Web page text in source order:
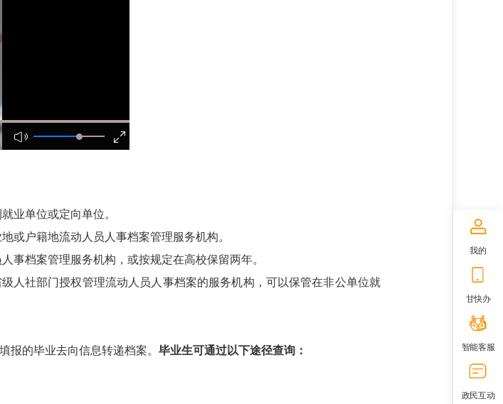
业单位或定向单位。
或户籍地流动人员人事档案管理服务机构。
事档案管理服务机构，或按规定在高校保留两年。
人社部门授权管理流动人员人事档案的服务机构，可以保管在非公单位就
的毕业去向信息转递档案。 毕业生可通过以下途径查询：
我的
甘快办
智能客服
政民互动